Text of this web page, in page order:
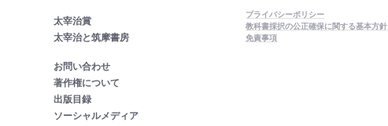
太宰治賞
太宰治と筑摩書房
お問い合わせ
著作権について
出版目録
ソーシャルメディア
プライバシーポリシー
教科書採択の公正確保に関する基本方針
免責事項